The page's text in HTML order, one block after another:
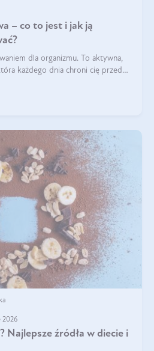
– co to jest i jak ją
dla organizmu. To aktywna,
każdego dnia chroni cię przed
2026
Najlepsze źródła w diecie i